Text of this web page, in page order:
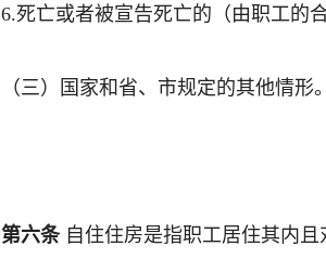
6.死亡或者被宣告死亡的（由职工的
（三）国家和省、市规定的其他情形
第六条自住住房是指职工居住其内